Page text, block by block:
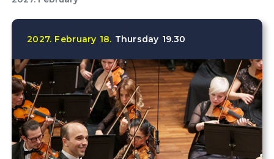
2027. February 18. Thursday 19.30